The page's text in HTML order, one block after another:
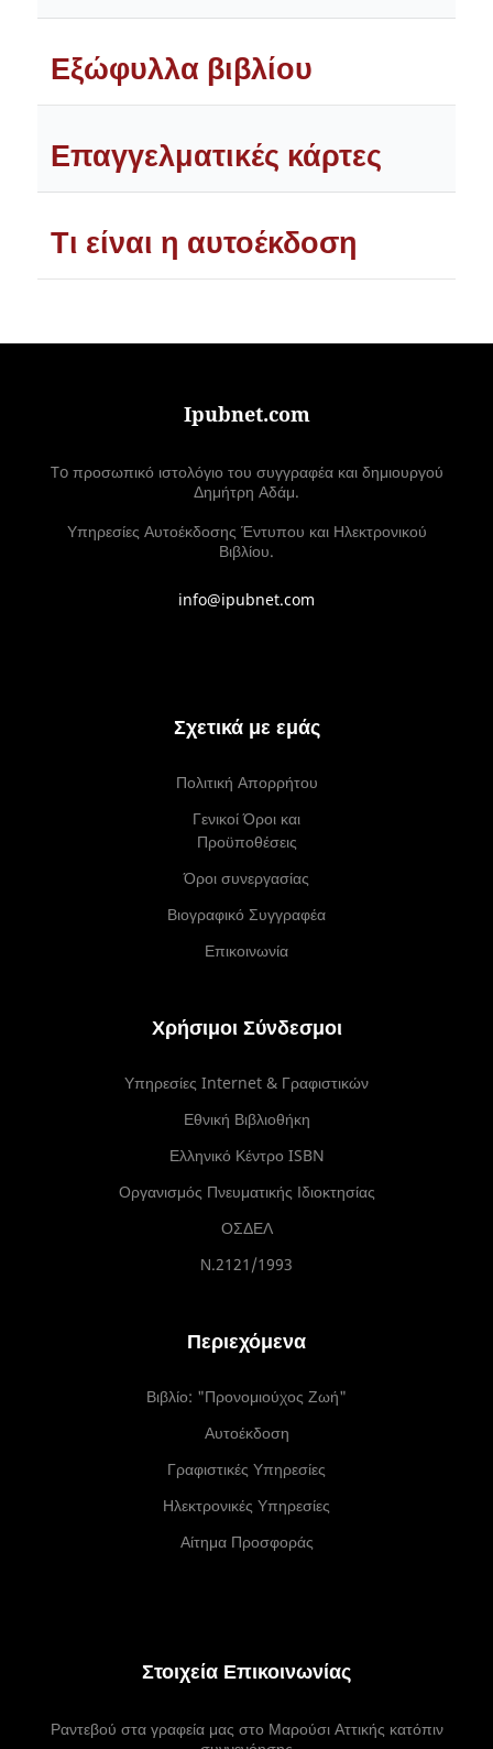
Εξώφυλλα βιβλίου
Επαγγελματικές κάρτες
Τι είναι η αυτοέκδοση
Ipubnet.com
To προσωπικό ιστολόγιο του συγγραφέα και δημιουργού
Δημήτρη Αδάμ.
Υπηρεσίες Αυτοέκδοσης Έντυπου και Ηλεκτρονικού
Βιβλίου.
info@ipubnet.com
Σχετικά με εμάς
Πολιτική Απορρήτου
Γενικοί Όροι και
Προϋποθέσεις
Όροι συνεργασίας
Βιογραφικό Συγγραφέα
Επικοινωνία
Χρήσιμοι Σύνδεσμοι
Υπηρεσίες Internet & Γραφιστικών
Εθνική Βιβλιοθήκη
Ελληνικό Κέντρο ISBN
Οργανισμός Πνευματικής Ιδιοκτησίας
ΟΣΔΕΛ
Ν.2121/1993
Περιεχόμενα
Βιβλίο: "Προνομιούχος Ζωή"
Αυτοέκδοση
Γραφιστικές Υπηρεσίες
Ηλεκτρονικές Υπηρεσίες
Αίτημα Προσφοράς
Στοιχεία Επικοινωνίας
Ραντεβού στα γραφεία μας στο Μαρούσι Αττικής κατόπιν